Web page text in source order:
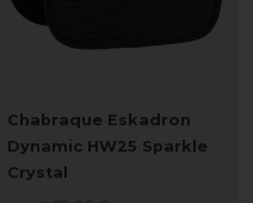
Chabraque Eskadron
Dynamic HW25 Sparkle
Crystal